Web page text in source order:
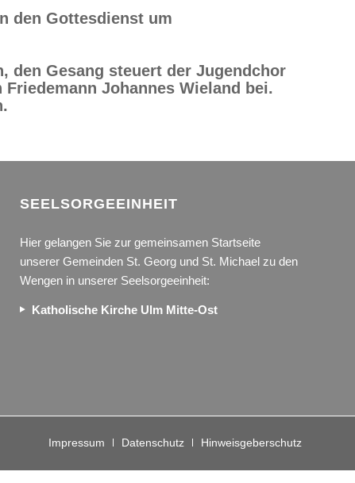
den Gottesdienst um
den Gesang steuert der Jugendchor
Johannes Wieland bei.
SEEL­SORGE­EINHEIT
Hier gelangen Sie zur gemeinsamen Startseite
unserer Gemeinden St. Georg und St. Michael zu den
Wengen in unserer Seelsorgeeinheit:
Katholische Kirche Ulm Mitte-Ost
Impressum Datenschutz Hinweisgeberschutz